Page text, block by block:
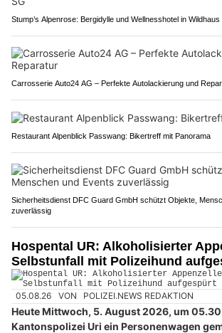
Stump’s Alpenrose: Bergidylle und Wellnesshotel in Wildhaus
Carrosserie Auto24 AG – Perfekte Autolackierung und
Restaurant Alpenblick Passwang: Bikertreff mit Panorama
Sicherheitsdienst DFC Guard GmbH schützt Objekte,
zuverlässig
Hospental UR: Alkoholisierter
Selbstunfall mit Polizeihund
05.08.26 VON POLIZEI.NEWS REDAKTION
Heute Mittwoch, 5. August 2026, um
Kantonspolizei Uri ein Personenwagen